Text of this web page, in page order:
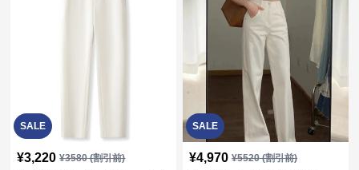
SALE
¥3,220 ¥3580(割引前)
SALE
¥4,970 ¥5520(割引前)